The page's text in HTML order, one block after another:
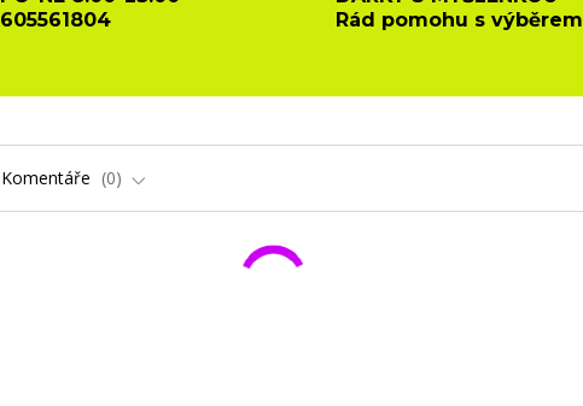
605561804
Rád pomohu s výběrem
Komentáře 0